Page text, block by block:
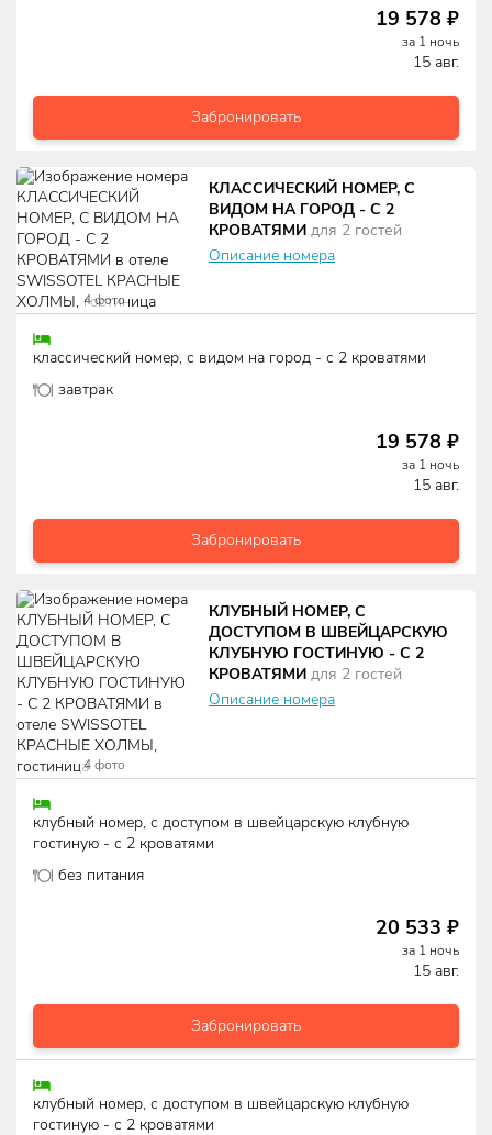
19 578 ₽
за 1 ночь
15 авг.
Забронировать
4фото
КЛАССИЧЕСКИЙ НОМЕР, С
ВИДОМ НА ГОРОД - С 2
КРОВАТЯМИ для 2 гостей
Описание номера
классический номер, с видом на город - с 2 кроватями
завтрак
19 578 ₽
за 1 ночь
15 авг.
Забронировать
4 фото
КЛУБНЫЙ НОМЕР, С
ДОСТУПОМ В ШВЕЙЦАРСКУЮ
КЛУБНУЮ ГОСТИНУЮ - С 2
КРОВАТЯМИ для 2 гостей
Описание номера
клубный номер, с доступом в швейцарскую клубную
гостиную - с 2 кроватями
без питания
20 533 ₽
за 1 ночь
15 авг.
Забронировать
клубный номер, с доступом в швейцарскую клубную
гостиную - с 2 кроватями